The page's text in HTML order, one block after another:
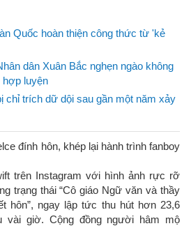
Quốc hoàn thiện công thức từ 'kẻ
dân Xuân Bắc nghẹn ngào không
luyện
chỉ trích dữ dội sau gần một năm xảy
đính hôn, khép lại hành trình fanboy
trên Instagram với hình ảnh rực rỡ
trạng thái “Cô giáo Ngữ văn và thầy
hôn”, ngay lập tức thu hút hơn 23,6
vài giờ. Cộng đồng người hâm mộ